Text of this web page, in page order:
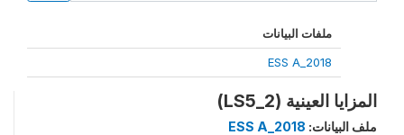
ملفات البيانات
ESS A_2018
المزايا العينية (LS5_2)
ملف البيانات: ESS A_2018